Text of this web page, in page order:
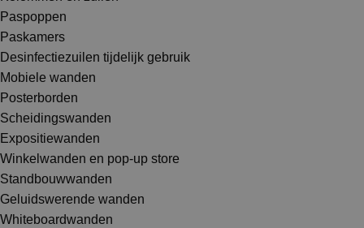
Paspoppen
Paskamers
Desinfectiezuilen tijdelijk gebruik
Mobiele wanden
Posterborden
Scheidingswanden
Expositiewanden
Winkelwanden en pop-up store
Standbouwwanden
Geluidswerende wanden
Whiteboardwanden